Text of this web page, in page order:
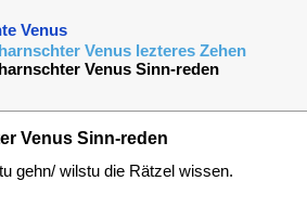
Venus
Venus lezteres Zehen
Venus Sinn-reden
Venus Sinn-reden
gehn/ wilstu die Rätzel wissen.